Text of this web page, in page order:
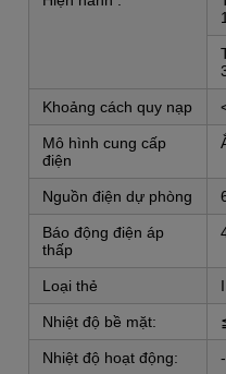
Khoảng cách quy nạp
Mô hình cung cấp
điện
Nguồn điện dự phòng
Báo động điện áp
thấp
Loại thẻ
Nhiệt độ bề mặt:
Nhiệt độ hoạt động: